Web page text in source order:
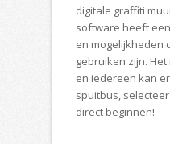
digitale graffiti
software heeft
en mogelijkheden
gebruiken zijn.
en iedereen kan
spuitbus,
direct beginnen!